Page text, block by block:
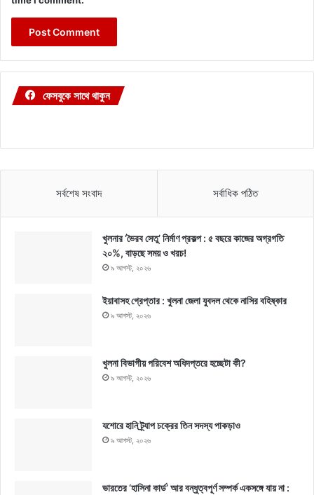
ফেসবুকে সাথে থাকুন
সর্বশেষ সংবাদ সর্বাধিক পঠিত
খুলনার ‘ভৈরব সেতু’ নির্মাণ প্রকল্প : ৫ বছরে কাজের অগ্রগতি
২০%, বাড়ছে সময় ও খরচ!
৯ আগস্ট, ২০২৬
ইয়াবাসহ গ্রেপ্তার : খুলনা জেলা যুবদল থেকে নাসির বহিষ্কার
৯ আগস্ট, ২০২৬
খুলনা বিভাগীয় পরিবেশ অধিদপ্তরে হচ্ছেটা কী?
৯ আগস্ট, ২০২৬
যশোরে হানি ট্র্যাপ চক্রের তিন সদস্য পাকড়াও
৯ আগস্ট, ২০২৬
ভারতের ‘হাসিনা কার্ড’ আর বন্ধুত্বপূর্ণ সম্পর্ক একসঙ্গে যায় না :